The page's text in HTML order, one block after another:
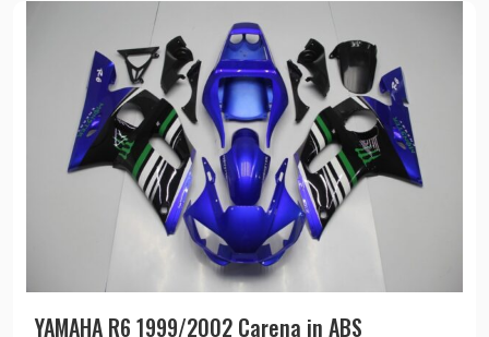
YAMAHA R6 1999/2002 Carena in ABS